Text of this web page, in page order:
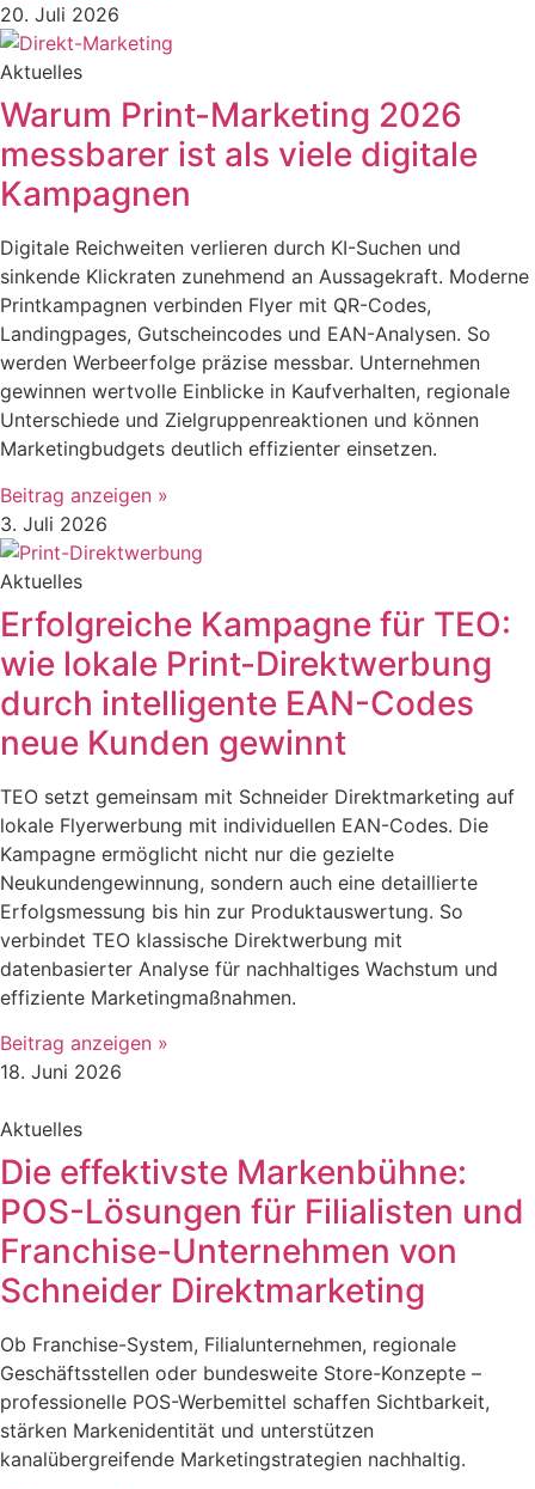
20. Juli 2026
Aktuelles
Warum Print-Marketing 2026
messbarer ist als viele digitale
Kampagnen
Digitale Reichweiten verlieren durch KI-Suchen und
sinkende Klickraten zunehmend an Aussagekraft. Moderne
Printkampagnen verbinden Flyer mit QR-Codes,
Landingpages, Gutscheincodes und EAN-Analysen. So
werden Werbeerfolge präzise messbar. Unternehmen
gewinnen wertvolle Einblicke in Kaufverhalten, regionale
Unterschiede und Zielgruppenreaktionen und können
Marketingbudgets deutlich effizienter einsetzen.
Beitrag anzeigen »
3. Juli 2026
Aktuelles
Erfolgreiche Kampagne für TEO:
wie lokale Print-Direktwerbung
durch intelligente EAN-Codes
neue Kunden gewinnt
TEO setzt gemeinsam mit Schneider Direktmarketing auf
lokale Flyerwerbung mit individuellen EAN-Codes. Die
Kampagne ermöglicht nicht nur die gezielte
Neukundengewinnung, sondern auch eine detaillierte
Erfolgsmessung bis hin zur Produktauswertung. So
verbindet TEO klassische Direktwerbung mit
datenbasierter Analyse für nachhaltiges Wachstum und
effiziente Marketingmaßnahmen.
Beitrag anzeigen »
18. Juni 2026
Aktuelles
Die effektivste Markenbühne:
POS-Lösungen für Filialisten und
Franchise-Unternehmen von
Schneider Direktmarketing
Ob Franchise-System, Filialunternehmen, regionale
Geschäftsstellen oder bundesweite Store-Konzepte –
professionelle POS-Werbemittel schaffen Sichtbarkeit,
stärken Markenidentität und unterstützen
kanalübergreifende Marketingstrategien nachhaltig.